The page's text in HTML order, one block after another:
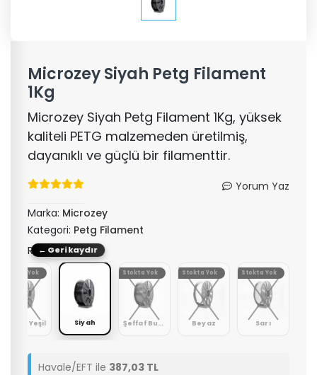
Microzey Siyah Petg Filament
1Kg
Microzey Siyah Petg Filament 1Kg, yüksek
kaliteli PETG malzemeden üretilmiş,
dayanıklı ve güçlü bir filamenttir.
Yorum Yaz
Marka: Microzey
Kategori: Petg Filament
Renk: Siyah
Şeffaf Yeşil
Stokta Yok
Siyah Şeffaf Buz Mavi
Stokta Yok
Beyaz
Stokta Yok
Sarı
Stokta Yok
← Geri kaydır
Havale/EFT ile 387,03 TL